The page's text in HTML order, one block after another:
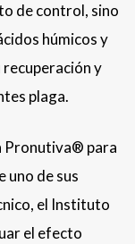
de control, sino
húmicos y
recuperación y
plaga.
Pronutiva® para
uno de sus
el Instituto
el efecto